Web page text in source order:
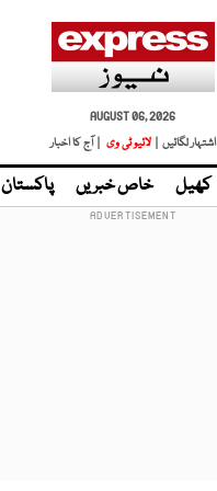
AUGUST 06, 2026
اشتہار لگائیں |
لائیو ٹی وی | آج کا اخبار
کھیل خاص خبریں پاکستان